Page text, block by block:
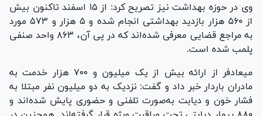
وی در حوزه بهداشت نیز تصریح کرد: از ۱۵ اسفند تاکنون بیش
از ۵۶۰ هزار بازدید بهداشتی انجام شده و ۵ هزار و ۵۷۳ مورد
به مراجع قضایی معرفی شده‌اند که در پی آن، ۸۶۳ واحد صنفی
پلمب شده است.
میعادفر از ارائه بیش از یک میلیون و ۷۰۰ هزار خدمت به
مادران باردار خبر داد و گفت: نزدیک به دو میلیون نفر مبتلا به
فشار خون و دیابت به‌صورت تلفنی و حضوری پایش شده‌اند و